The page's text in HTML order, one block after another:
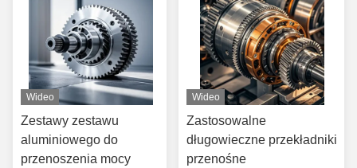
Wideo
Zestawy zestawu
aluminiowego do
przenoszenia mocy
Wideo
Zastosowalne
długowieczne przekładniki
przenośne